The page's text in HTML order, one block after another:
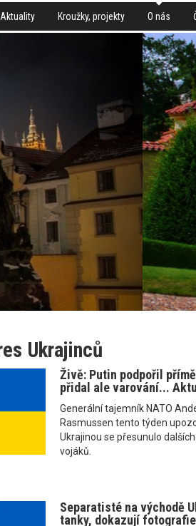
Aktuality Kroužky, projekty O nás
Ukrajinců
Živě: Putin podpořil
přidal ale varování...
Generální tajemník NATO
Rasmussen tento týden
Ukrajinou se přesunulo
vojáků.
Separatisté na východě
tanky, dokazují